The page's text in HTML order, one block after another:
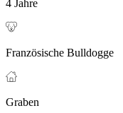
4 Jahre
Französische Bulldogge
Graben